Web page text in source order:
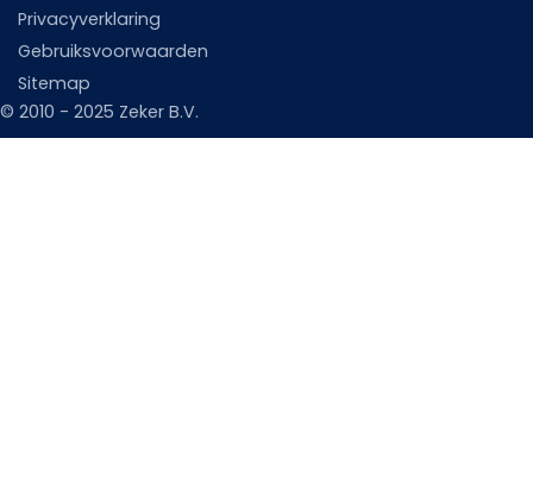
Privacyverklaring
Gebruiksvoorwaarden
Sitemap